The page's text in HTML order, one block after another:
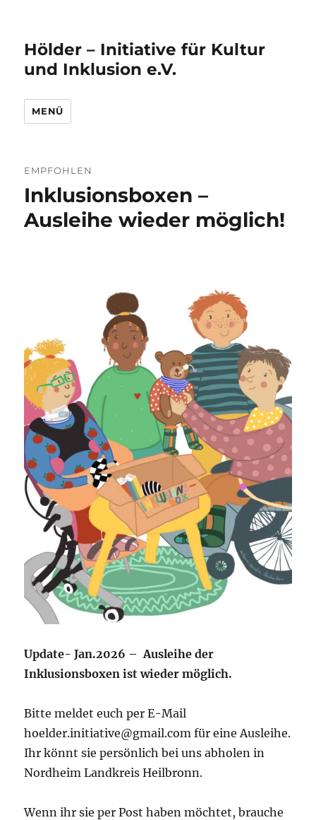
Hölder – Initiative für Kultur
und Inklusion e.V.
MENÜ
EMPFOHLEN
Inklusionsboxen –
Ausleihe wieder möglich!
Update- Jan.2026 – Ausleihe der
Inklusionsboxen ist wieder möglich.
Bitte meldet euch per E-Mail
hoelder.initiative@gmail.com für eine Ausleihe.
Ihr könnt sie persönlich bei uns abholen in
Nordheim Landkreis Heilbronn.
Wenn ihr sie per Post haben möchtet, brauche